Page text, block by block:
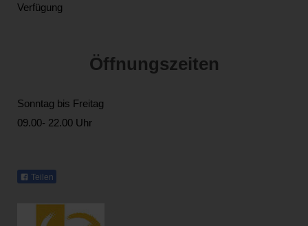
Verfügung
Öffnungszeiten
Sonntag bis Freitag
09.00- 22.00 Uhr
Teilen